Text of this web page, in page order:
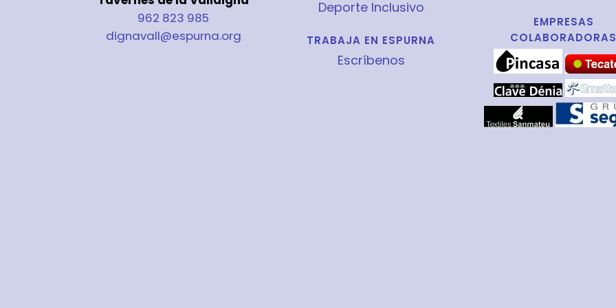
962 823 985
dignavall@espurna.org
Deporte Inclusivo
TRABAJA EN ESPURNA
Escríbenos
EMPRESAS
COLABORADORAS